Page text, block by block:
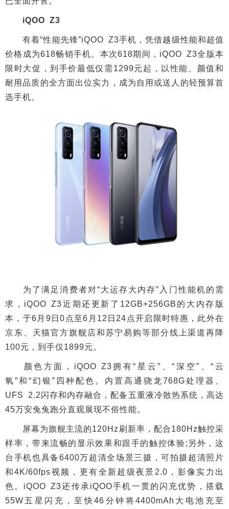
iQOO Z3
有着“性能先锋”iQOO Z3手机，凭借越级性能和超值
价格成为618畅销手机。本次618期间，iQOO Z3全版本
限时大促，到手价最低仅需1299元起，以性能、颜值和
耐用品质的全方面出位实力，成为自用或送人的轻预算首
选手机。
为了满足消费者对“大运存大内存”入门性能机的需
求，iQOO Z3近期还更新了12GB+256GB的大内存版
本，于6月9日0点至6月12日24点开启限时特惠，此外在
京东、天猫官方旗舰店和苏宁易购等部分线上渠道再降
100元，到手仅1899元。
颜色方面，iQOO Z3拥有“星云”、“深空”、“云
氧”和“幻银”四种配色。内置高通骁龙768G处理器、
UFS 2.2闪存和内存融合，配备五重液冷散热系统，高达
45万安兔兔跑分直观展现不俗性能。
屏幕为旗舰主流的120Hz刷新率，配合180Hz触控采
样率，带来流畅的显示效果和跟手的触控体验;另外，这
台手机也具备6400万超清全场景三摄，可拍摄超清照片
和4K/60fps视频，更有全新超级夜景2.0，影像实力出
色。iQOO Z3还传承iQOO手机一贯的闪充优势，搭载
55W五星闪充，至快46分钟将4400mAh大电池充至